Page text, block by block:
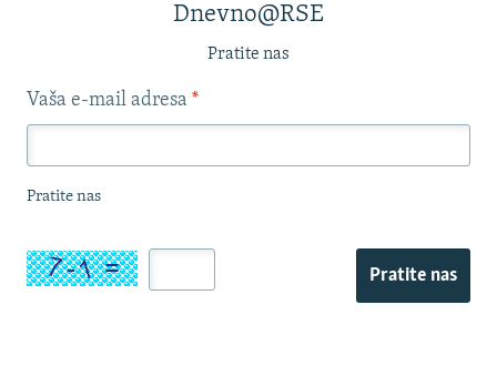
Dnevno@RSE
Pratite nas
Vaša e-mail adresa *
Pratite nas
Pratite nas